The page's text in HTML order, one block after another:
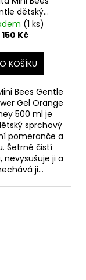
dětský
gel Orange
500 ml
(1 ks)
150 Kč
KOŠÍKU
Bees Gentle
Gel Orange
500 ml je
sprchový
pomeranče a
Šetrně čistí
nevysušuje ji a
ji...